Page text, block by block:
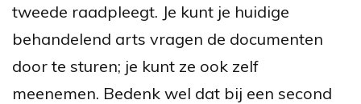
tweede raadpleegt. Je kunt je huidige
behandelend arts vragen de documenten
door te sturen; je kunt ze ook zelf
meenemen. Bedenk wel dat bij een second